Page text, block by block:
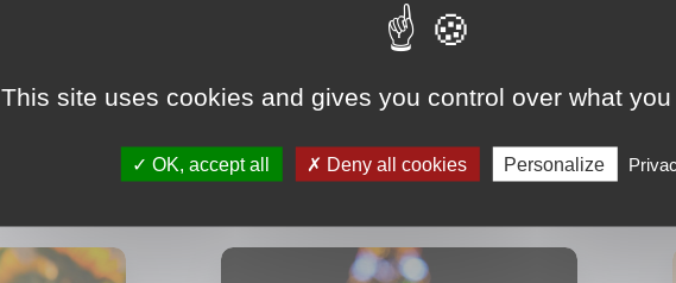
Autres pages de conseils sur :
This site uses cookies and gives you control over what
OK, accept all Deny all cookies Personalize